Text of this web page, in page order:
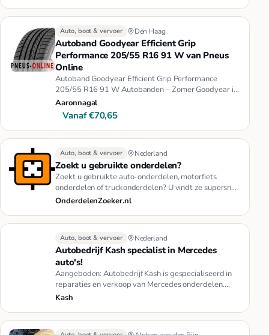
Auto, boot & vervoer Den Haag
Autoband Goodyear Efficient Grip
Performance 205/55 R16 91 W van Pneus
Online
Autoband Goodyear Efficient Grip Performance
205/55 R16 91 W Autobanden – Zomer Goodyear is
de grootste Amerikaanse fabr…
Aaronnagal
Vanaf €70,65
Auto, boot & vervoer Nederland
Zoekt u gebruikte onderdelen?
Zoekt u gebruikte auto-onderdelen, motorfiets
onderdelen of truckonderdelen? U vindt ze supersnel
via www.OnderdelenZoek…
OnderdelenZoeker.nl
Auto, boot & vervoer Nederland
Autobedrijf Kash specialist in Mercedes
auto's!
Aangeboden: Autobedrijf Kash is gespecialiseerd in
reparaties en verkoop van Mercedes onderdelen.
Diverse onderdelen op …
Kash